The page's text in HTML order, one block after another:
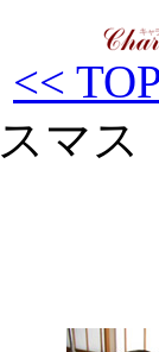
<<
マス